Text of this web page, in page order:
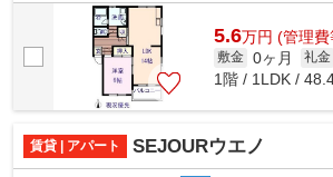
はスーパーマーケットがあり、徒歩約2分...
5.6万円 (管理費
敷金 0ヶ月 礼金
1階 / 1LDK /
賃貸 | アパート SEJOURウエノ